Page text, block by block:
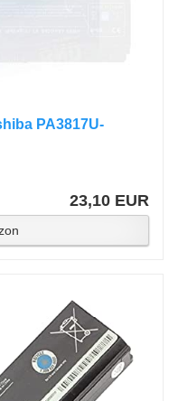
PA3817U-
23,10 EUR